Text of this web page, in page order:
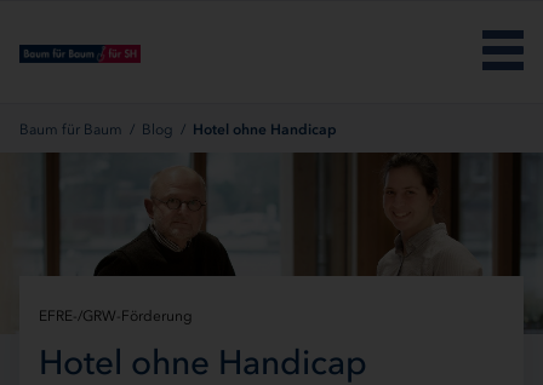
Baum für Baum / Blog / Hotel ohne Handicap
EFRE-/GRW-Förderung
Hotel ohne Handicap